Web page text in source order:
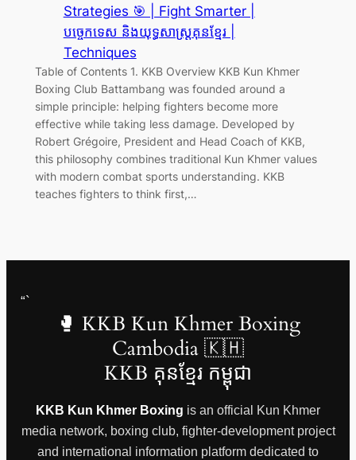
Strategies 🎯 | Fight Smarter |
បច្ចេកទេស និងយុទ្ធសាស្ត្រគុនខ្មែរ |
Techniques
Table of Contents 1. KKB Overview KKB Kun Khmer
Boxing Club Battambang was founded around a
simple principle: helping fighters become more
effective while taking less damage. Developed by
Robert Grégoire, President and Head Coach of KKB,
this philosophy combines traditional Kun Khmer values
with modern combat sports understanding. KKB
teaches fighters to think first,…
“`
🥊 KKB Kun Khmer Boxing
Cambodia 🇰🇭
KKB គុនខ្មែរ កម្ពុជា
KKB Kun Khmer Boxing is an official Kun Khmer
media network, boxing club, fighter-development project
and international information platform dedicated to